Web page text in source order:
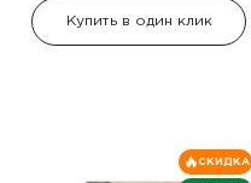
Купить в один клик
СКИДКА